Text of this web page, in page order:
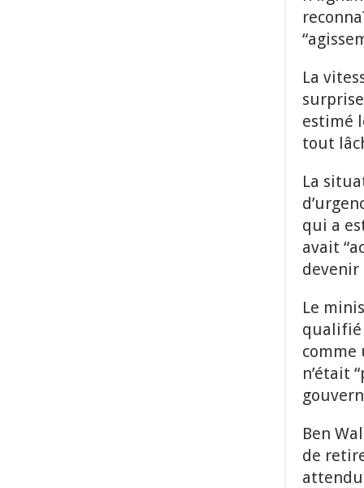
La
estimé
tout
La
qui a
avait
devenir
Le
qualifié
comme
n’était
Ben
de